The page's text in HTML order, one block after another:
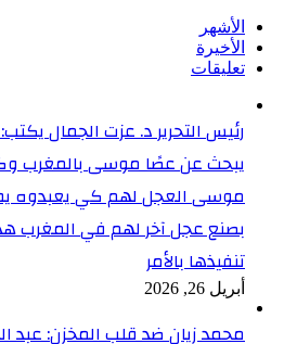
الأشهر
الأخيرة
تعليقات
رئيس التحرير د. عزت الجمال
يبحث عن عصًا موسى بالمغرب
موسى العجل لهم كي يعبدوه
بصنع عجل آخر لهم في المغرب
تنفيذها بالأمر
أبريل 26, 2026
محمد زيان ضد قلب المخزن: عبد